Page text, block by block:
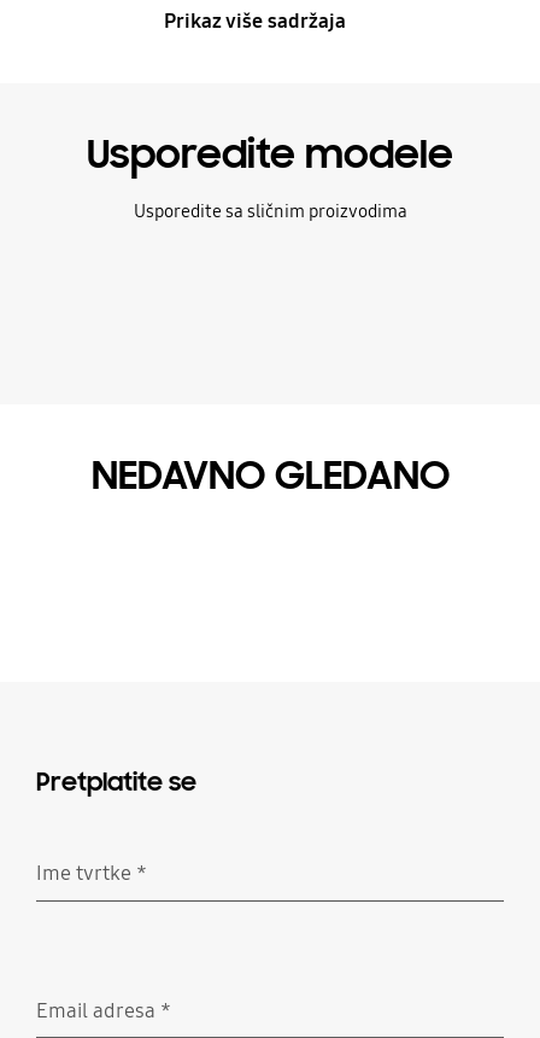
Prikaz više sadržaja
Usporedite modele
Usporedite sa sličnim proizvodima
NEDAVNO GLEDANO
Pretplatite se
Ime tvrtke *
Email adresa *